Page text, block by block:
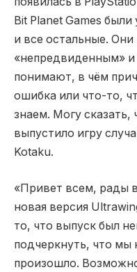
Bit Planet Games
и все остальные. Они
«непредвиденным» и
понимают, в чём
ошибка или что-то,
знаем. Могу
выпустило игру
Kotaku.
«Привет всем, рады
новая версия
то, что выпуск был
подчеркнуть, что мы
произошло.